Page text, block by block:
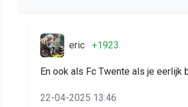
eric +1923
En ook als Fc Twente als je eerlijk
22-04-2025 13:46